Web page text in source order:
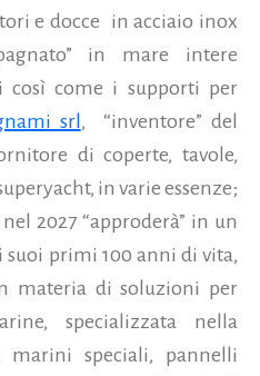
e docce in acciaio inox
in mare intere
così come i supporti per
srl ,
“inventore” del
di coperte, tavole,
in varie essenze;
2027 “approderà” in un
primi 100 anni di vita,
materia disoluzioni per
,specializzata nella
speciali, pannelli